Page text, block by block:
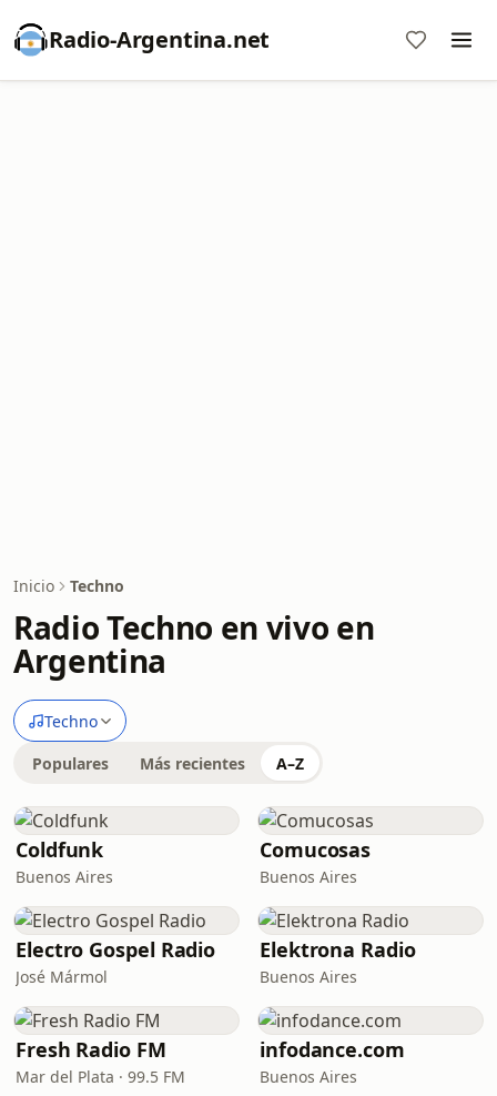
Radio-Argentina.net
Inicio Techno
Radio Techno en vivo en
Argentina
Techno
Populares Más recientes A–Z
Coldfunk
Buenos Aires
Comucosas
Buenos Aires
Electro Gospel Radio
José Mármol
Elektrona Radio
Buenos Aires
Fresh Radio FM
Mar del Plata · 99.5 FM
infodance.com
Buenos Aires